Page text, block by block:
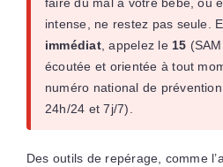
intense, ne restez pas seule.
immédiat, appelez le 15
écoutée et orientée à tout
numéro national de
24h/24 et 7j/7).
Des outils de repérage, comme